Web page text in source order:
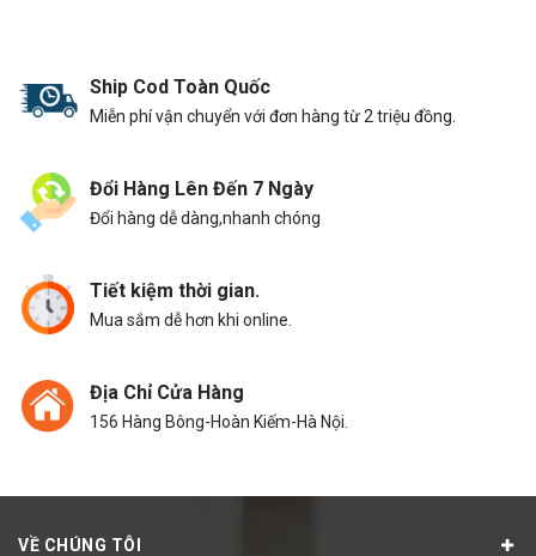
Ship Cod Toàn Quốc
Miễn phí vận chuyển với đơn hàng từ 2 triệu đồng.
Đổi Hàng Lên Đến 7 Ngày
Đổi hàng dễ dàng,nhanh chóng
Tiết kiệm thời gian.
Mua sắm dễ hơn khi online.
Địa Chỉ Cửa Hàng
156 Hàng Bông-Hoàn Kiếm-Hà Nội.
VỀ CHÚNG TÔI